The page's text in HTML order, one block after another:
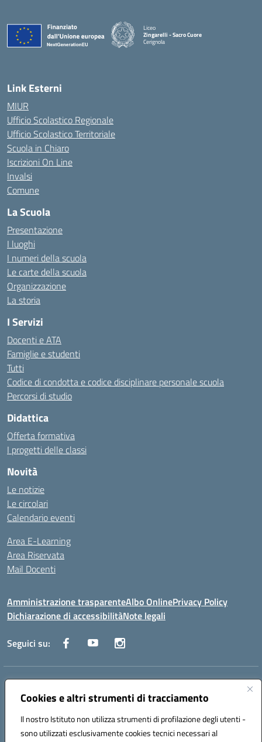
Cookies e altri strumenti di tracciamento
Il nostro Istituto non utilizza strumenti di profilazione degli utenti -
sono utilizzati esclusivamente cookies tecnici necessari al
Liceo
Zingarelli - Sacro Cuore
Cerignola
— Visita la pagina iniziale della scuola
Link Esterni
MIUR
Ufficio Scolastico Regionale
Ufficio Scolastico Territoriale
Scuola in Chiaro
Iscrizioni On Line
Invalsi
Comune
La Scuola
Presentazione
I luoghi
I numeri della scuola
Le carte della scuola
Organizzazione
La storia
I Servizi
Docenti e ATA
Famiglie e studenti
Tutti
Codice di condotta e codice disciplinare personale scuola
Percorsi di studio
Didattica
Offerta formativa
I progetti delle classi
Novità
Le notizie
Le circolari
Calendario eventi
Area E-Learning
Area Riservata
Mail Docenti
Amministrazione trasparenteAlbo OnlinePrivacy Policy
Dichiarazione di accessibilitàNote legali
Seguici su:
Indirizzo:
Centralino:0885 417864 Email:fgpc180008@istruzione.it
Codice fiscale: 90043150714